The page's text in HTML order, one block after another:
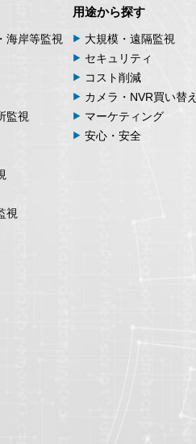
海岸等監視
監視
視
用途から探す
大規模・遠隔監視
セキュリティ
コスト削減
カメラ・NVR買い替え
マーケティング
安心・安全